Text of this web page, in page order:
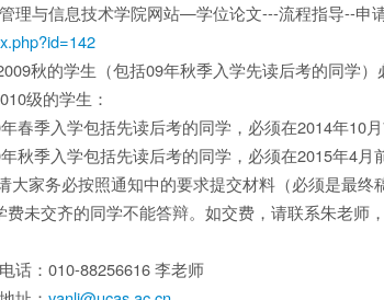
理与信息技术学院网站—学位论文---流程指导--申
秋的学生（包括09年秋季入学先读后考的同学
级的学生：
春季入学包括先读后考的同学，必须在2014年10
秋季入学包括先读后考的同学，必须在2015年4月
大家务必按照通知中的要求提交材料（必须是最
费未交齐的同学不能答辩。如交费，请联系朱老师
话：010-88256616 李老师